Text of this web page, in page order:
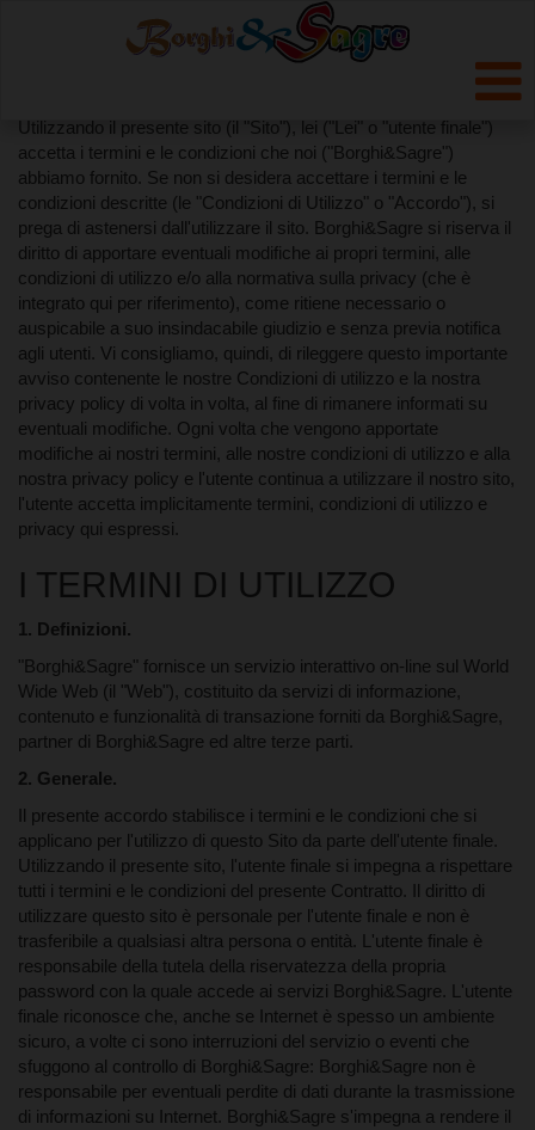
ACCETTAZIONE DEI TERMINI
Utilizzando il presente sito (il "Sito"), lei ("Lei" o "utente finale")
accetta i termini e le condizioni che noi ("Borghi&Sagre")
abbiamo fornito. Se non si desidera accettare i termini e le
condizioni descritte (le "Condizioni di Utilizzo" o "Accordo"), si
prega di astenersi dall'utilizzare il sito. Borghi&Sagre si riserva il
diritto di apportare eventuali modifiche ai propri termini, alle
condizioni di utilizzo e/o alla normativa sulla privacy (che è
integrato qui per riferimento), come ritiene necessario o
auspicabile a suo insindacabile giudizio e senza previa notifica
agli utenti. Vi consigliamo, quindi, di rileggere questo importante
avviso contenente le nostre Condizioni di utilizzo e la nostra
privacy policy di volta in volta, al fine di rimanere informati su
eventuali modifiche. Ogni volta che vengono apportate
modifiche ai nostri termini, alle nostre condizioni di utilizzo e alla
nostra privacy policy e l'utente continua a utilizzare il nostro sito,
l'utente accetta implicitamente termini, condizioni di utilizzo e
privacy qui espressi.
I TERMINI DI UTILIZZO
1. Definizioni.
"Borghi&Sagre" fornisce un servizio interattivo on-line sul World
Wide Web (il "Web"), costituito da servizi di informazione,
contenuto e funzionalità di transazione forniti da Borghi&Sagre,
partner di Borghi&Sagre ed altre terze parti.
2. Generale.
Il presente accordo stabilisce i termini e le condizioni che si
applicano per l'utilizzo di questo Sito da parte dell'utente finale.
Utilizzando il presente sito, l'utente finale si impegna a rispettare
tutti i termini e le condizioni del presente Contratto. Il diritto di
utilizzare questo sito è personale per l'utente finale e non è
trasferibile a qualsiasi altra persona o entità. L'utente finale è
responsabile della tutela della riservatezza della propria
password con la quale accede ai servizi Borghi&Sagre. L'utente
finale riconosce che, anche se Internet è spesso un ambiente
sicuro, a volte ci sono interruzioni del servizio o eventi che
sfuggono al controllo di Borghi&Sagre: Borghi&Sagre non è
responsabile per eventuali perdite di dati durante la trasmissione
di informazioni su Internet. Borghi&Sagre s'impegna a rendere il